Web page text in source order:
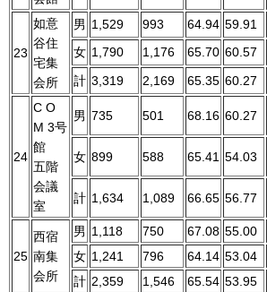
23
如意
谷住
宅集
会所
男 1,529 993 64.94 59.91
女 1,790 1,176 65.70 60.57
計 3,319 2,169 65.35 60.27
24
C O
M 3号
館
五階
会議
室
男 735 501 68.16 60.27
女 899 588 65.41 54.03
計 1,634 1,089 66.65 56.77
25
西宿
南集
会所
男 1,118 750 67.08 55.00
女 1,241 796 64.14 53.04
計 2,359 1,546 65.54 53.95